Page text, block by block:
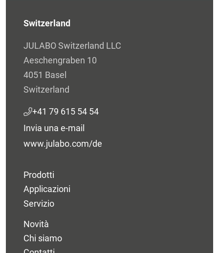
Switzerland
JULABO Switzerland LLC
Aeschengraben 10
4051 Basel
Switzerland
+41 79 615 54 54
Invia una e-mail
www.julabo.com/de
Prodotti
Applicazioni
Servizio
Novità
Chi siamo